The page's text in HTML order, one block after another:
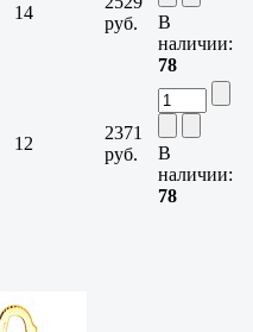
14
руб.
В
наличии:
78
12
2371
руб.
В
наличии:
78